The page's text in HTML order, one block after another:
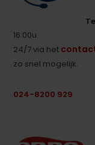
16:00u.
24/7 via het
zo snel mogelijk.
024-8200 929